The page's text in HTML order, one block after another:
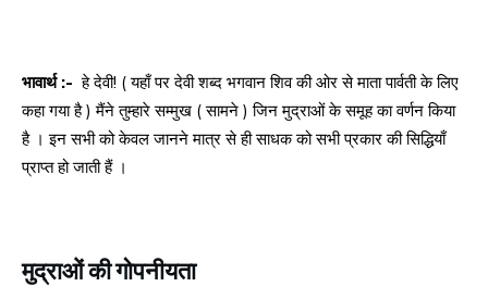
भावार्थ :- हे देवी! ( यहाँ पर देवी शब्द भगवान शिव की ओर से माता पार्वती के लिए
कहा गया है ) मैंने तुम्हारे सम्मुख ( सामने ) जिन मुद्राओं के समूह का वर्णन किया
है । इन सभी को केवल जानने मात्र से ही साधक को सभी प्रकार की सिद्धियाँ
प्राप्त हो जाती हैं ।
मुद्राओं की गोपनीयता